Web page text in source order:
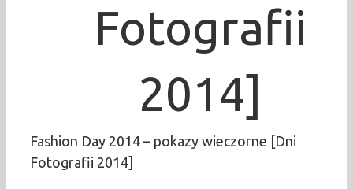
Fotografii
2014]
Fashion Day 2014 – pokazy wieczorne [Dni
Fotografii 2014]